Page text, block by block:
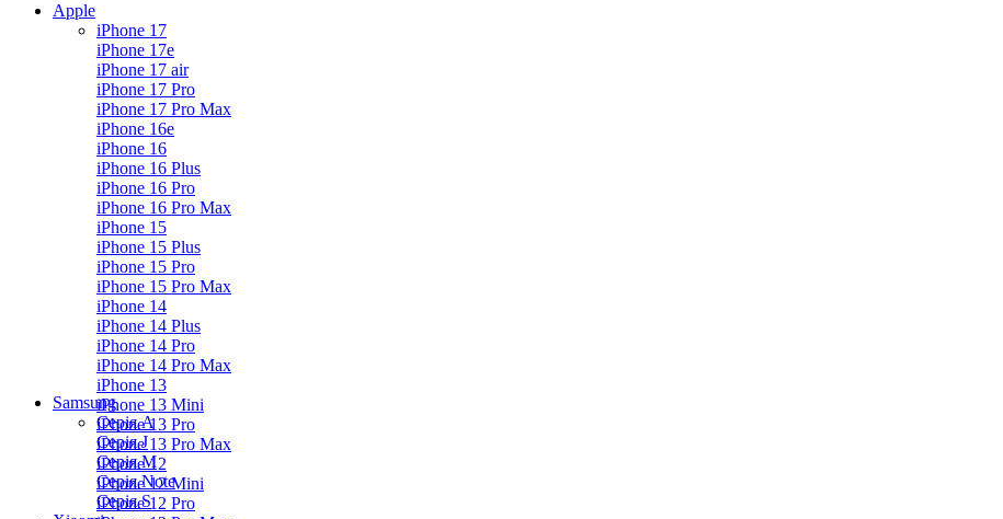
Apple
iPhone 17
iPhone 17e
iPhone 17 air
iPhone 17 Pro
iPhone 17 Pro Max
iPhone 16e
iPhone 16
iPhone 16 Plus
iPhone 16 Pro
iPhone 16 Pro Max
iPhone 15
iPhone 15 Plus
iPhone 15 Pro
iPhone 15 Pro Max
iPhone 14
iPhone 14 Plus
iPhone 14 Pro
iPhone 14 Pro Max
iPhone 13
iPhone 13 Mini
iPhone 13 Pro
iPhone 13 Pro Max
iPhone 12
iPhone 12 Mini
iPhone 12 Pro
Samsung
Серія А
Серiя J
Серiя M
Серія Note
Серія S